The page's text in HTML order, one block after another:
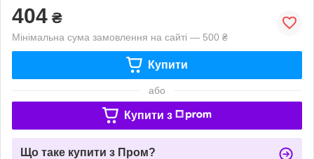
404 ₴
Мінімальна сума замовлення на сайті — 500 ₴
Купити
або
Купити з
Що таке купити з Пром?